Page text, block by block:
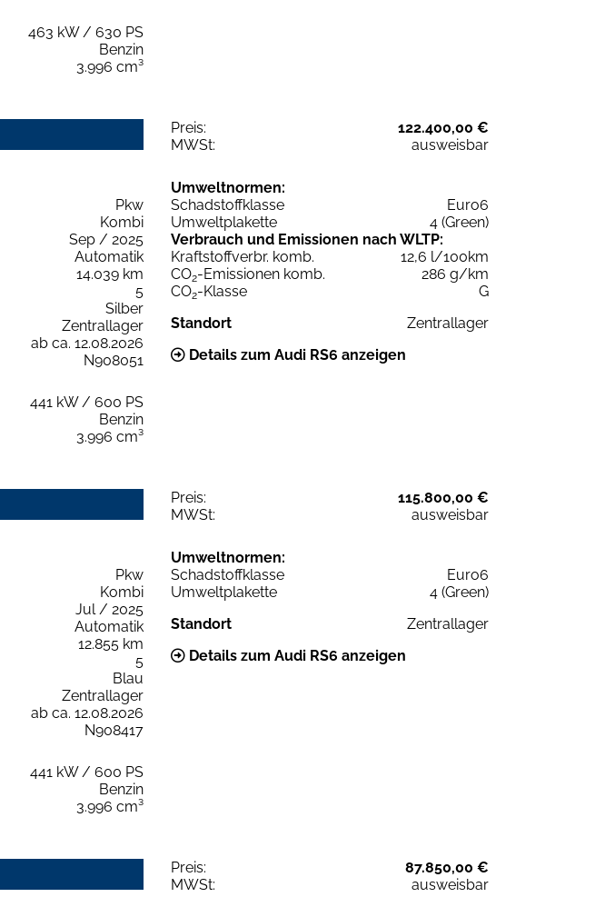
463 kW / 630 PS
Benzin
3.996 cm³
Preis:
122.400,00 €
MWSt:
ausweisbar
Pkw
Kombi
Sep / 2025
Automatik
14.039 km
5
Silber
Zentrallager
ab ca. 12.08.2026
N908051
441 kW / 600 PS
Benzin
3.996 cm³
Umweltnormen:
Schadstoffklasse
Euro6
Umweltplakette
4 (Green)
Verbrauch und Emissionen nach WLTP:
Kraftstoffverbr. komb.
12,6 l/100km
CO2-Emissionen komb.
286 g/km
CO2-Klasse
G
Standort
Zentrallager
Details zum Audi RS6 anzeigen
Preis:
115.800,00 €
MWSt:
ausweisbar
Pkw
Kombi
Jul / 2025
Automatik
12.855 km
5
Blau
Zentrallager
ab ca. 12.08.2026
N908417
441 kW / 600 PS
Benzin
3.996 cm³
Umweltnormen:
Schadstoffklasse
Euro6
Umweltplakette
4 (Green)
Standort
Zentrallager
Details zum Audi RS6 anzeigen
Preis:
87.850,00 €
MWSt:
ausweisbar